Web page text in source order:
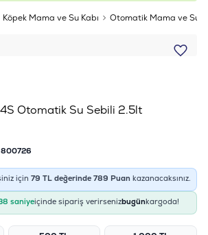
Köpek Mama ve Su Kabı Otomatik Mama ve Su
Otomatik Su Sebili 2.5lt
için 79 TL değerinde 789 Puan kazanacaksınız.
saniyeiçinde sipariş verirsenizbugünkargoda!